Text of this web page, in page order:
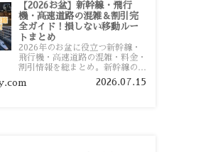
【2026お盆】新幹線・飛行
機・高速道路の混雑＆割引完
全ガイド！損しない移動ルー
トまとめ
2026年のお盆に役立つ新幹線・
飛行機・高速道路の混雑・料金・
割引情報を総まとめ。新幹線の予
約や最繁忙期料金、飛行機を安く
予約するコツ、高速道路の休日割
2026.07.15